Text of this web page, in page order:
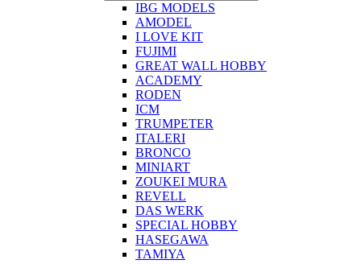
IBG MODELS
AMODEL
I LOVE KIT
FUJIMI
GREAT WALL HOBBY
ACADEMY
RODEN
ICM
TRUMPETER
ITALERI
BRONCO
MINIART
ZOUKEI MURA
REVELL
DAS WERK
SPECIAL HOBBY
HASEGAWA
TAMIYA